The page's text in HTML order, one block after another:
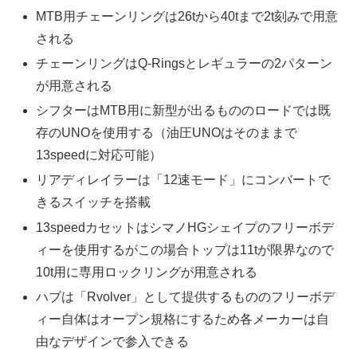
MTB用チェーンリングは26tから40tまで2t刻みで用意
される
チェーンリングはQ-Ringsとレギュラーの2パターン
が用意される
シフターはMTB用に新型が出るもののロードでは既
存のUNOを使用する（油圧UNOはそのままで
13speedに対応可能）
リアディレイラーは「12速モード」にコンバートで
きるスイッチを搭載
13speedカセットはシマノHGシェイプのフリーボデ
ィーを使用するがこの場合トップは11tが限界なので
10t用に専用ロックリングが用意される
ハブは「Rvolver」として提供するもののフリーボデ
ィー自体はオープン規格にするため各メーカーは自
由なデザインで参入できる